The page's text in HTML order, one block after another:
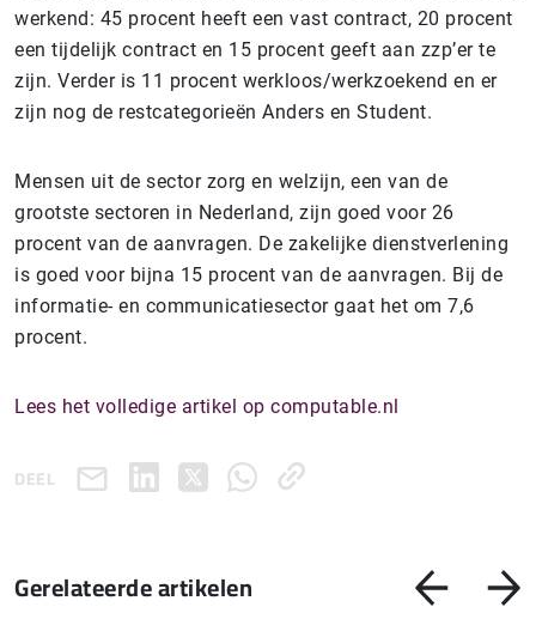
werkend: 45 procent heeft een vast contract, 20 procent
een tijdelijk contract en 15 procent geeft aan zzp’er te
zijn. Verder is 11 procent werkloos/werkzoekend en er
zijn nog de restcategorieën Anders en Student.
Mensen uit de sector zorg en welzijn, een van de
grootste sectoren in Nederland, zijn goed voor 26
procent van de aanvragen. De zakelijke dienstverlening
is goed voor bijna 15 procent van de aanvragen. Bij de
informatie- en communicatiesector gaat het om 7,6
procent.
Lees het volledige artikel op computable.nl
DEEL
Gerelateerde artikelen